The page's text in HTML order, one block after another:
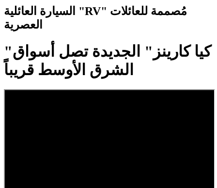
السيارة العائلية "RV" مُصممة للعائلات
العصرية
"كيا كارينز" الجديدة تصل أسواق
الشرق الأوسط قريباً